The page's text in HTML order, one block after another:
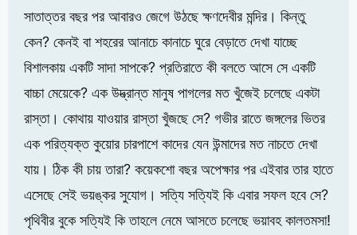
সাতাত্তর বছর পর আবারও জেগে উঠছে ক্ষণদেবীর মন্দির। কিন্তু
কেন? কেনই বা শহরের আনাচে কানাচে ঘুরে বেড়াতে দেখা যাচ্ছে
বিশালকায় একটি সাদা সাপকে? প্রতিরাতে কী বলতে আসে সে একটি
বাচ্চা মেয়েকে? এক উদ্ভ্রান্ত মানুষ পাগলের মত খুঁজেই চলেছে একটা
রাস্তা। কোথায় যাওয়ার রাস্তা খুঁজছে সে? গভীর রাতে জঙ্গলের ভিতর
এক পরিত্যক্ত কুয়োর চারপাশে কাদের যেন উন্মাদের মত নাচতে দেখা
যায়। ঠিক কী চায় তারা? কয়েকশো বছর অপেক্ষার পর এইবার তার হাতে
এসেছে সেই ভয়ঙ্কর সুযোগ। সত্যি সত্যিই কি এবার সফল হবে সে?
পৃথিবীর বুকে সত্যিই কি তাহলে নেমে আসতে চলেছে ভয়াবহ কালতমসা!